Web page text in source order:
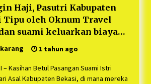
Penggerak Lingkungan dari Sampah
Berlian
1 tahun ago
Berangkatkan Ratusan Peserta : Mudik
1 tahun ago
Haji, Pasutri Kabupaten
oleh Oknum Travel
suami keluarkan biaya
Haji, Tetapi
di Gurun”
1 tahun ago
– Kasihan Betul Pasangan Suami Istri
Asal Kabupaten Bekasi, di mana mereka